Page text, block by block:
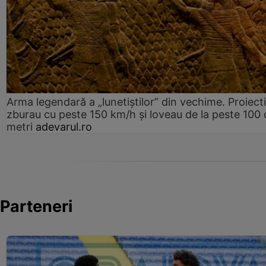
Arma legendară a „lunetiștilor” din vechime.
zburau cu peste 150 km/h și loveau de la peste 100
metri adevarul.ro
Parteneri